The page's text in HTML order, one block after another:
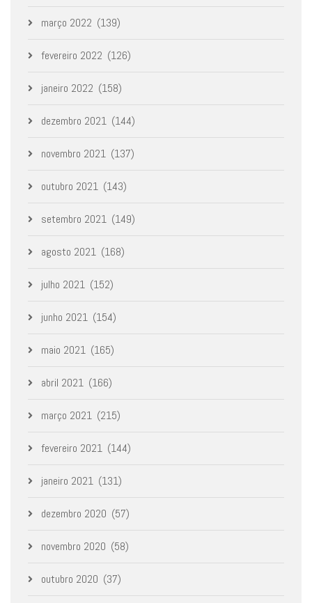
março 2022 (139)
fevereiro 2022 (126)
janeiro 2022 (158)
dezembro 2021 (144)
novembro 2021 (137)
outubro 2021 (143)
setembro 2021 (149)
agosto 2021 (168)
julho 2021 (152)
junho 2021 (154)
maio 2021 (165)
abril 2021 (166)
março 2021 (215)
fevereiro 2021 (144)
janeiro 2021 (131)
dezembro 2020 (57)
novembro 2020 (58)
outubro 2020 (37)